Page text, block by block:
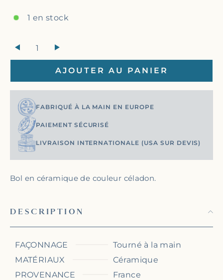
1 en stock
AJOUTER AU PANIER
FABRIQUÉ À LA MAIN EN EUROPE
PAIEMENT SÉCURISÉ
LIVRAISON INTERNATIONALE (USA SUR DEVIS)
Bol en céramique de couleur céladon.
DESCRIPTION
FAÇONNAGE
Tourné à la main
MATÉRIAUX
Céramique
PROVENANCE
France